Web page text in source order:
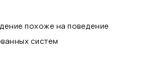
похоже на поведение
систем